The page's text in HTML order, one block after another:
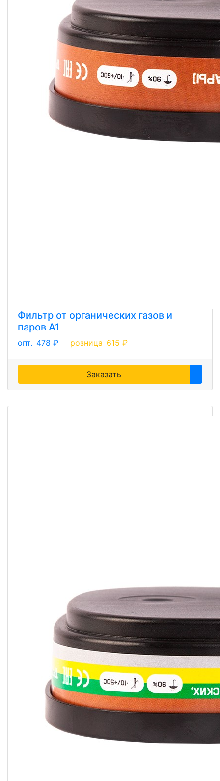
Фильтр от органических газов и
паров A1
опт. 478 ₽ розница 615 ₽
Заказать